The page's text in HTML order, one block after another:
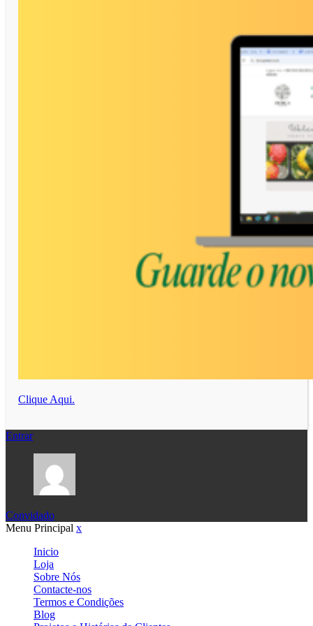
Clique Aqui.
Entrar
Convidado
Menu Principal x
Inicio
Loja
Sobre Nós
Contacte-nos
Termos e Condições
Blog